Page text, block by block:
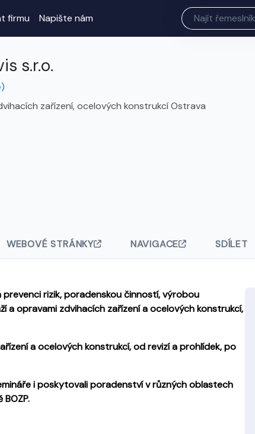
firmu Napište nám
s.r.o.
zařízení, ocelových konstrukcí Ostrava
WEBOVÉ STRÁNKY NAVIGACE SDÍLET
prevenci rizik, poradenskou činností, výrobou
a opravami zdvihacích zařízení a ocelových konstrukcí,
a ocelových konstrukcí, od revizí a prohlídek, po
i poskytovali poradenství v různých oblastech